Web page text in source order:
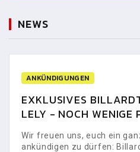
NEWS
ANKÜNDIGUNGEN
EXKLUSIVES
LELY - NOCH WENIGE
Wir freuen uns, euch ein
ankündigen zu dürfen: